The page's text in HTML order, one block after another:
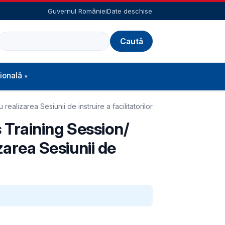
Guvernul RomânieiDate deschise
realizarea Sesiunii de instruire a facilitatorilor
Session/
Sesiunii de